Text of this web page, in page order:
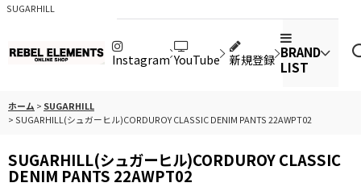
SUGARHILL
Instagram YouTube 新規登録 BRAND
LIST
ホーム > SUGARHILL
> SUGARHILL(シュガーヒル)CORDUROY CLASSIC DENIM PANTS 22AWPT02
SUGARHILL(シュガーヒル)CORDUROY CLASSIC
DENIM PANTS 22AWPT02